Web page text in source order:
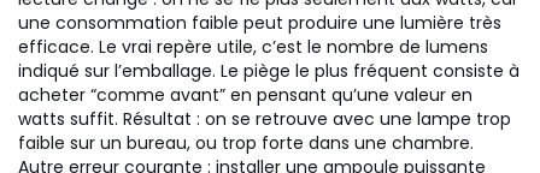
une consommation faible peut produire une lumière très
efficace. Le vrai repère utile, c’est le nombre de lumens
indiqué sur l’emballage. Le piège le plus fréquent consiste à
acheter “comme avant” en pensant qu’une valeur en
watts suffit. Résultat : on se retrouve avec une lampe trop
faible sur un bureau, ou trop forte dans une chambre.
Autre erreur courante : installer une ampoule puissante